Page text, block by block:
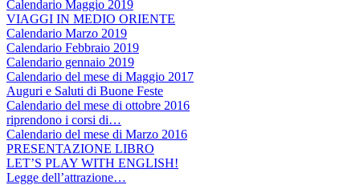
Calendario Maggio 2019
VIAGGI IN MEDIO ORIENTE
Calendario Marzo 2019
Calendario Febbraio 2019
Calendario gennaio 2019
Calendario del mese di Maggio 2017
Auguri e Saluti di Buone Feste
Calendario del mese di ottobre 2016
riprendono i corsi di…
Calendario del mese di Marzo 2016
PRESENTAZIONE LIBRO
LET’S PLAY WITH ENGLISH!
Legge dell’attrazione…